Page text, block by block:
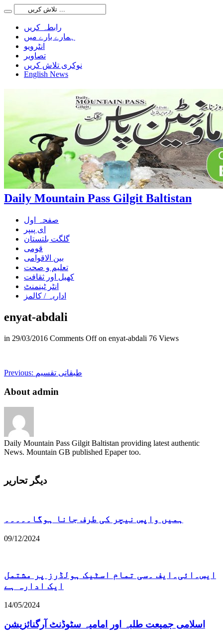
رابطہ کریں
ہمارے بارے میں
انٹرویو
تصاویر
نوکری تلاش کریں
English News
Daily Mountain Pass Gilgit Baltistan
صفحہ اول
ای پیپر
گلگت بلتستان
قومی
بین الاقوامی
تعلیم و صحت
کھیل اور ثقافت
انٹر ٹینمنٹ
اداریہ / کالمز
enyat-abdali
in 29/03/2016 Comments Offon enyat-abdali 76 Views
Previous: طبقاتی تقسیم
About admin
Daily Mountain Pass Gilgit Baltistan providing latest authentic
News. Mountain GB published Epaper too.
دیگر تحاریر
ہمیں واپس نیچر کی طرف جانا ہوگا۔۔۔۔۔
09/12/2024
ایس۔ائی۔ایف ۔سی تمام اسٹیک ہولڈرز پر مشتمل
ایک ادارہ ہے
14/05/2024
اسلامی جمیعت طلبہ اور امامیہ سٹوڈنٹ آرگنائزیشن